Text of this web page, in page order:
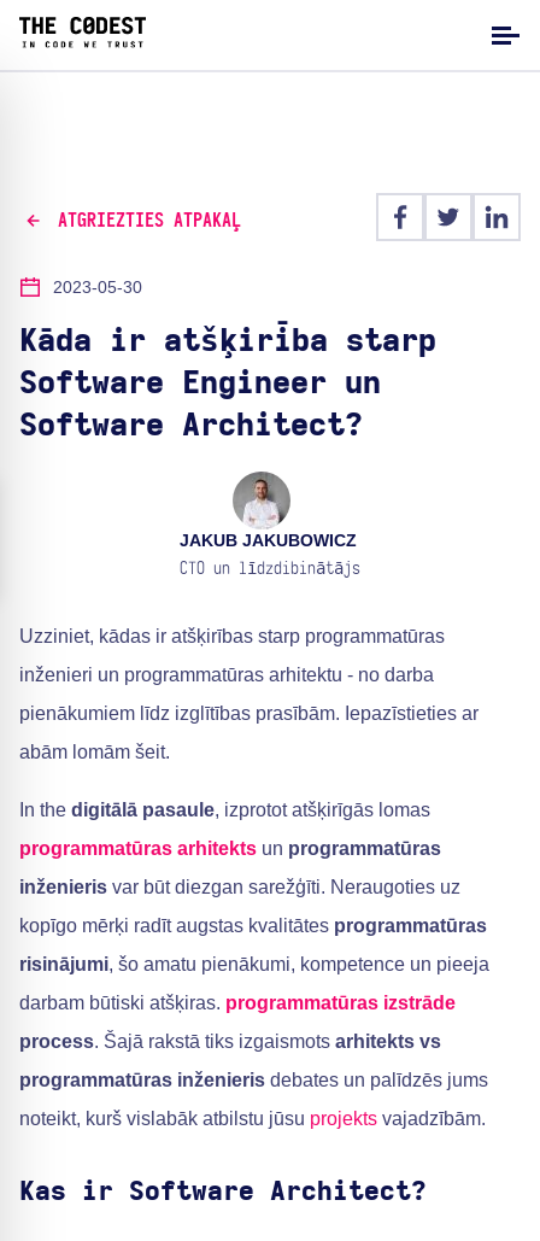
ATGRIEZTIES ATPAKAĻ
2023-05-30
Kāda ir atšķirība starp
Software Engineer un
Software Architect?
JAKUB JAKUBOWICZ
CTO un līdzdibinātājs
Uzziniet, kādas ir atšķirības starp programmatūras
inženieri un programmatūras arhitektu - no darba
pienākumiem līdz izglītības prasībām. Iepazīstieties ar
abām lomām šeit.
In the digitālā pasaule, izprotot atšķirīgās lomas
programmatūras arhitekts un programmatūras
inženieris var būt diezgan sarežģīti. Neraugoties uz
kopīgo mērķi radīt augstas kvalitātes programmatūras
risinājumi, šo amatu pienākumi, kompetence un pieeja
darbam būtiski atšķiras. programmatūras izstrāde
process. Šajā rakstā tiks izgaismots arhitekts vs
programmatūras inženieris debates un palīdzēs jums
noteikt, kurš vislabāk atbilstu jūsu projekts vajadzībām.
Kas ir Software Architect?